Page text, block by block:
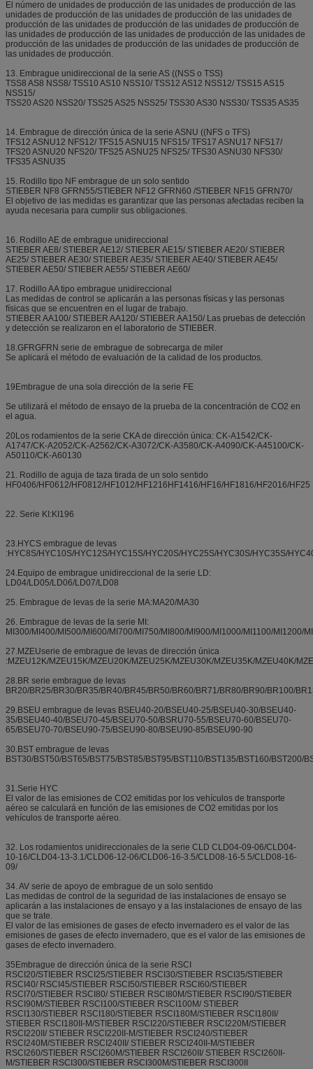
El número de unidades de producción de las unidades de producción de las
unidades de producción de las unidades de producción de las unidades de
producción de las unidades de producción de las unidades de producción de
las unidades de producción de las unidades de producción de las unidades de
producción de las unidades de producción de las unidades de producción de
las unidades de producción.
13. Embrague unidireccional de la serie AS ((NSS o TSS)
TSS8 AS8 NSS8/ TSS10 AS10 NSS10/ TSS12 AS12 NSS12/ TSS15 AS15
NSS15/
TSS20 AS20 NSS20/ TSS25 AS25 NSS25/ TSS30 AS30 NSS30/ TSS35 AS35
14. Embrague de dirección única de la serie ASNU ((NFS o TFS)
TFS12 ASNU12 NFS12/ TFS15 ASNU15 NFS15/ TFS17 ASNU17 NFS17/
TFS20 ASNU20 NFS20/ TFS25 ASNU25 NFS25/ TFS30 ASNU30 NFS30/
TFS35 ASNU35
15. Rodillo tipo NF embrague de un solo sentido
STIEBER NF8 GFRN55/STIEBER NF12 GFRN60 /STIEBER NF15 GFRN70/
El objetivo de las medidas es garantizar que las personas afectadas reciben la
ayuda necesaria para cumplir sus obligaciones.
16. Rodillo AE de embrague unidireccional
STIEBER AE8/ STIEBER AE12/ STIEBER AE15/ STIEBER AE20/ STIEBER
AE25/ STIEBER AE30/ STIEBER AE35/ STIEBER AE40/ STIEBER AE45/
STIEBER AE50/ STIEBER AE55/ STIEBER AE60/
17. Rodillo AA tipo embrague unidireccional
Las medidas de control se aplicarán a las personas físicas y las personas
físicas que se encuentren en el lugar de trabajo.
STIEBER AA100/ STIEBER AA120/ STIEBER AA150/ Las pruebas de detección
y detección se realizaron en el laboratorio de STIEBER.
18.GFRGFRN serie de embrague de sobrecarga de miler
Se aplicará el método de evaluación de la calidad de los productos.
19Embrague de una sola dirección de la serie FE
Se utilizará el método de ensayo de la prueba de la concentración de CO2 en
el agua.
20Los rodamientos de la serie CKA de dirección única: CK-A1542/CK-
A1747/CK-A2052/CK-A2562/CK-A3072/CK-A3580/CK-A4090/CK-A45100/CK-
A50110/CK-A60130
21. Rodillo de aguja de taza tirada de un solo sentido
HF0406/HF0612/HF0812/HF1012/HF1216HF1416/HF16/HF1816/HF2016/HF25
22. Serie KI:KI196
23.HYCS embrague de levas
:HYC8S/HYC10S/HYC12S/HYC15S/HYC20S/HYC25S/HYC30S/HYC35S/
24.Equipo de embrague unidireccional de la serie LD:
LD04/LD05/LD06/LD07/LD08
25. Embrague de levas de la serie MA:MA20/MA30
26. Embrague de levas de la serie MI:
MI300/MI400/MI500/MI600/MI700/MI750/MI800/MI900/MI1000/MI1100/MI1200/
27.MZEUserie de embrague de levas de dirección única
:MZEU12K/MZEU15K/MZEU20K/MZEU25K/MZEU30K/MZEU35K/MZEU40K/
28.BR serie embrague de levas
BR20/BR25/BR30/BR35/BR40/BR45/BR50/BR60/BR71/BR80/BR90/BR100/
29.BSEU embrague de levas BSEU40-20/BSEU40-25/BSEU40-30/BSEU40-
35/BSEU40-40/BSEU70-45/BSEU70-50/BSRU70-55/BSEU70-60/BSEU70-
65/BSEU70-70/BSEU90-75/BSEU90-80/BSEU90-85/BSEU90-90
30.BST embrague de levas
BST30/BST50/BST65/BST75/BST85/BST95/BST110/BST135/BST160/
31.Serie HYC
El valor de las emisiones de CO2 emitidas por los vehículos de transporte
aéreo se calculará en función de las emisiones de CO2 emitidas por los
vehículos de transporte aéreo.
32. Los rodamientos unidireccionales de la serie CLD CLD04-09-06/CLD04-
10-16/CLD04-13-3.1/CLD06-12-06/CLD06-16-3.5/CLD08-16-5.5/CLD08-16-
09/
34. AV serie de apoyo de embrague de un solo sentido
Las medidas de control de la seguridad de las instalaciones de ensayo se
aplicarán a las instalaciones de ensayo y a las instalaciones de ensayo de las
que se trate.
El valor de las emisiones de gases de efecto invernadero es el valor de las
emisiones de gases de efecto invernadero, que es el valor de las emisiones de
gases de efecto invernadero.
35Embrague de dirección única de la serie RSCI
RSCI20/STIEBER RSCI25/STIEBER RSCI30/STIEBER RSCI35/STIEBER
RSCI40/ RSCI45/STIEBER RSCI50/STIEBER RSCI60/STIEBER
RSCI70/STIEBER RSCI80/ STIEBER RSCI80M/STIEBER RSCI90/STIEBER
RSCI90M/STIEBER RSCI100/STIEBER RSCI100M/ STIEBER
RSCI130/STIEBER RSCI180/STIEBER RSCI180M/STIEBER RSCI180II/
STIEBER RSCI180II-M/STIEBER RSCI220/STIEBER RSCI220M/STIEBER
RSCI220II/ STIEBER RSCI220II-M/STIEBER RSCI240/STIEBER
RSCI240M/STIEBER RSCI240II/ STIEBER RSCI240II-M/STIEBER
RSCI260/STIEBER RSCI260M/STIEBER RSCI260II/ STIEBER RSCI260II-
M/STIEBER RSCI300/STIEBER RSCI300M/STIEBER RSCI300II